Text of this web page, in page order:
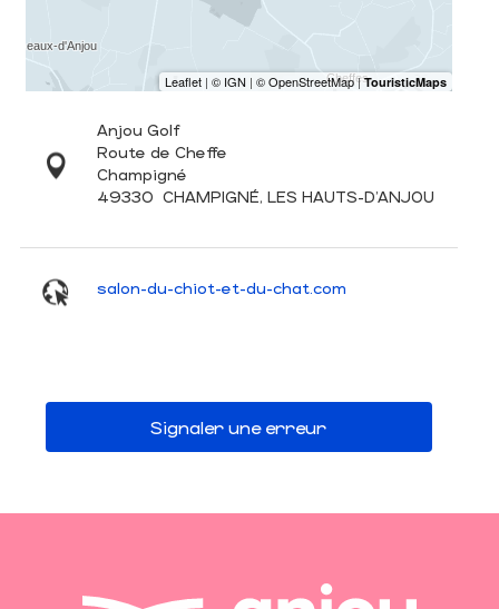
Anjou Golf
Route de Cheffe
Champigné
49330 CHAMPIGNÉ, LES HAUTS-D'ANJOU
salon-du-chiot-et-du-chat.com
Signaler une erreur